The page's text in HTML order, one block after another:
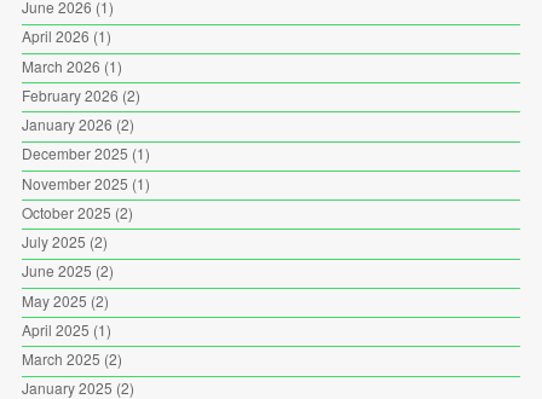
June 2026 (1)
April 2026 (1)
March 2026 (1)
February 2026 (2)
January 2026 (2)
December 2025 (1)
November 2025 (1)
October 2025 (2)
July 2025 (2)
June 2025 (2)
May 2025 (2)
April 2025 (1)
March 2025 (2)
January 2025 (2)